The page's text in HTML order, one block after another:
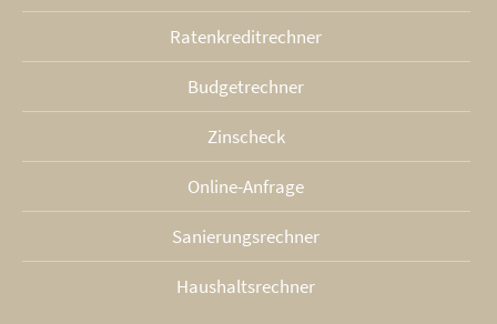
Ratenkreditrechner
Budgetrechner
Zinscheck
Online-Anfrage
Sanierungsrechner
Haushaltsrechner